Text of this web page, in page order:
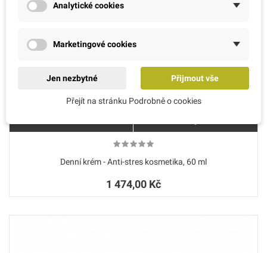
Denní krém - Anti-stres kosmetika, 60 ml
1 474,00 Kč
Analytické cookies
Marketingové cookies
Jen nezbytné Přijmout vše
Přejít na stránku Podrobně o cookies